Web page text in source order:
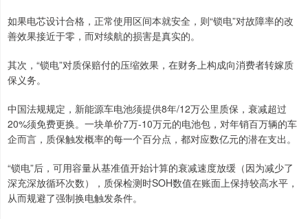
如果电芯设计合格，正常使用区间本就安全，则“锁电”对故障率的改
善效果接近于零，而对续航的损害是真实的。
其次，“锁电”对质保赔付的压缩效果，在财务上构成向消费者转嫁质
保义务。
中国法规规定，新能源车电池须提供8年/12万公里质保，衰减超过
20%须免费更换。一块单价7万-10万元的电池包，对年销百万辆的车
企而言，质保触发概率的每一个百分点，都对应数亿元的潜在支出。
“锁电”后，可用容量从基准值开始计算的衰减速度放缓（因为减少了
深充深放循环次数），质保检测时SOH数值在账面上保持较高水平，
从而规避了强制换电触发条件。